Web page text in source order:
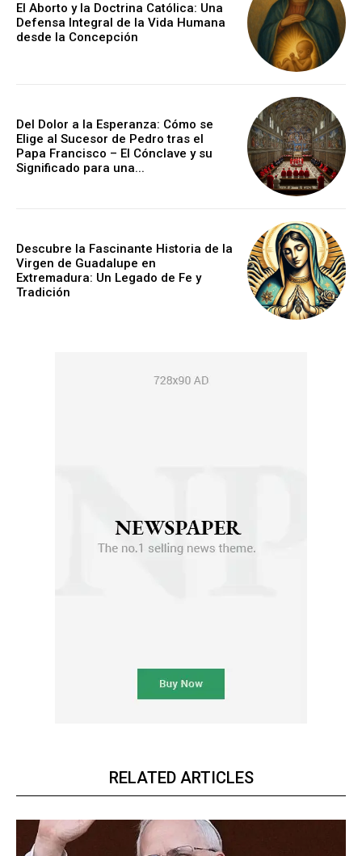
El Aborto y la Doctrina Católica: Una
Defensa Integral de la Vida Humana
desde la Concepción
Del Dolor a la Esperanza: Cómo se
Elige al Sucesor de Pedro tras el
Papa Francisco – El Cónclave y su
Significado para una...
Descubre la Fascinante Historia de la
Virgen de Guadalupe en
Extremadura: Un Legado de Fe y
Tradición
RELATED ARTICLES